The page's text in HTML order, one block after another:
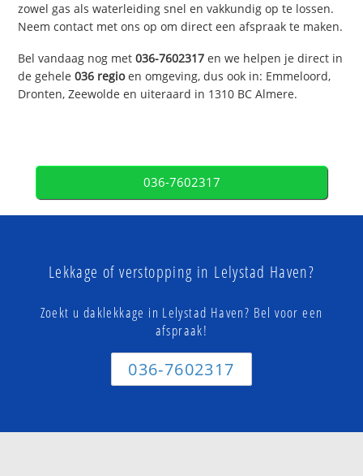
zowel gas als waterleiding snel en vakkundig op te lossen.
Neem contact met ons op om direct een afspraak te maken.
Bel vandaag nog met036-7602317 en we helpen je direct in
de gehele036 regioen omgeving, dus ook in: Emmeloord,
Dronten, Zeewolde en uiteraard in 1310 BC Almere.
036-7602317
Lekkage of verstopping in Lelystad Haven?
Zoekt u daklekkage in Lelystad Haven? Bel voor een
afspraak!
036-7602317